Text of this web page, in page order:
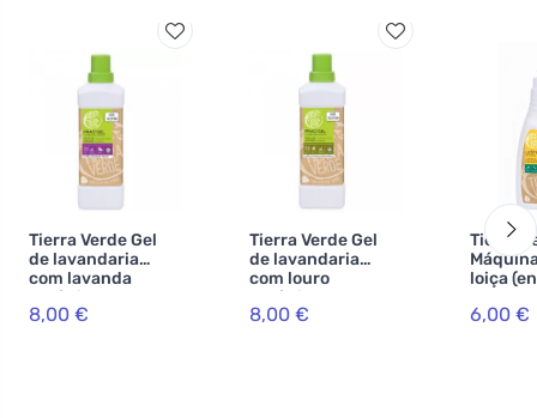
Tierra Verde Gel
de lavandaria
com lavanda
orgânica -
INOVAÇÃO (1 l)
8,00 €
Tierra Verde Gel
de lavandaria
com louro
orgânico -
INOVAÇÃO (1 l)
8,00 €
Tierra
loiça
6,00 €